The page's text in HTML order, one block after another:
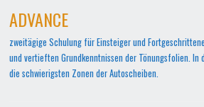
ADVANCE
zweitägige Schulung für Einsteiger und
und vertieften Grundkenntnissen der Tönungsfolien. In
die schwierigsten Zonen der Autoscheiben.